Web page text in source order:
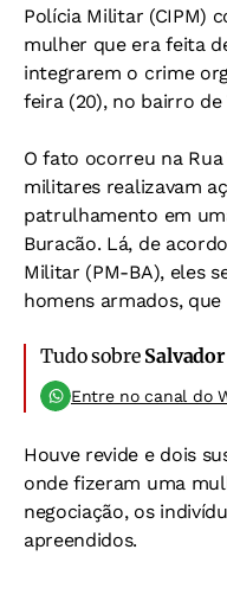
Polícia Militar (CIPM)
mulher que era feita
integrarem o crime
feira (20), no bairro de
O fato ocorreu na Rua
militares realizavam
patrulhamento em
Buracão. Lá, de
Militar (PM-BA), eles
homens armados,
Tudo sobre Salvador
Entre no canal do
Houve revide e dois
onde fizeram uma
negociação, os
apreendidos.